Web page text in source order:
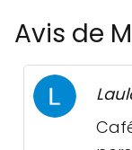
Avis de